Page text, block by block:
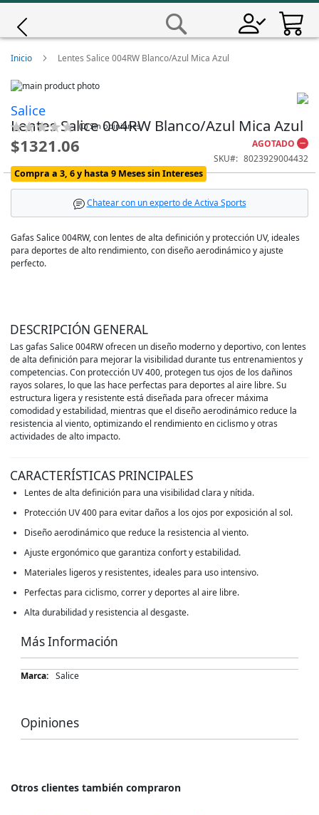
Saltar
Contenido
Inicio Lentes Salice 004RW Blanco/Azul Mica Azul
Skip
the
end
of
the
gallery
to
the
beginning
of
images
gallery
Salice
Lentes Salice 004RW Blanco/Azul Mica Azul
Calificación:
% of
(0)Sin opiniones
$1321.06
AGOTADO
SKU
8023929004432
Compra a 3, 6 y hasta 9 Meses sin Intereses
Chatear con un experto de Activa Sports
Gafas Salice 004RW, con lentes de alta definición y protección UV, ideales
para deportes de alto rendimiento, con diseño aerodinámico y ajuste
perfecto.
DESCRIPCIÓN GENERAL
Las gafas Salice 004RW ofrecen un diseño moderno y deportivo, con lentes
de alta definición para mejorar la visibilidad durante tus entrenamientos y
competencias. Con protección UV 400, protegen tus ojos de los dañinos
rayos solares, lo que las hace perfectas para deportes al aire libre. Su
estructura ligera y resistente está diseñada para ofrecer máxima
comodidad y estabilidad, mientras que el diseño aerodinámico reduce la
resistencia al viento, optimizando el rendimiento en ciclismo y otras
actividades de alto impacto.
CARACTERÍSTICAS PRINCIPALES
Lentes de alta definición para una visibilidad clara y nítida.
Protección UV 400 para evitar daños a los ojos por exposición al sol.
Diseño aerodinámico que reduce la resistencia al viento.
Ajuste ergonómico que garantiza confort y estabilidad.
Materiales ligeros y resistentes, ideales para uso intensivo.
Perfectas para ciclismo, correr y deportes al aire libre.
Alta durabilidad y resistencia al desgaste.
Más Información
Más
Salice
Opiniones
Otros clientes también compraron
Giro
Iscali
Magene